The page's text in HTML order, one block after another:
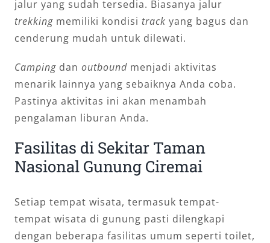
jalur yang sudah tersedia. Biasanya jalur
trekking memiliki kondisi track yang bagus dan
cenderung mudah untuk dilewati.
Camping dan outbound menjadi aktivitas
menarik lainnya yang sebaiknya Anda coba.
Pastinya aktivitas ini akan menambah
pengalaman liburan Anda.
Fasilitas di Sekitar Taman
Nasional Gunung Ciremai
Setiap tempat wisata, termasuk tempat-
tempat wisata di gunung pasti dilengkapi
dengan beberapa fasilitas umum seperti toilet,